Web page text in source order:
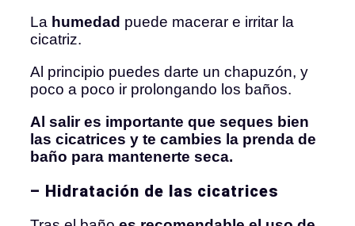
La humedad puede macerar e irritar la
cicatriz.
Al principio puedes darte un chapuzón, y
poco a poco ir prolongando los baños.
Al salir es importante que seques bien
las cicatrices y te cambies la prenda de
baño para mantenerte seca.
– Hidratación de las cicatrices